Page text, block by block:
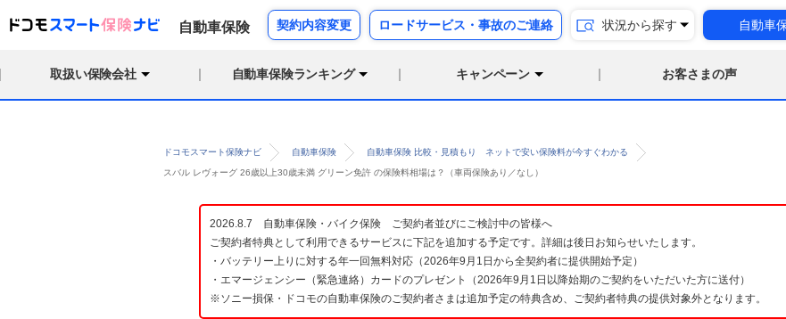
自動車保険 契約内容変更 ロードサービス・事故のご連絡 状況から探す 自動車
取扱い保険会社 自動車保険ランキング キャンペーン お客さまの声
ドコモスマート保険ナビ 自動車保険 自動車保険 比較・見積もり ネットで安い保険料が今すぐわかる
スバル レヴォーグ 26歳以上30歳未満 グリーン免許 の保険料相場は？（車両保険あり／なし）
2026.8.7 自動車保険・バイク保険 ご契約者並びにご検討中の皆様へ
ご契約者特典として利用できるサービスに下記を追加する予定です。詳細は後日お知らせいたします。
・バッテリー上りに対する年一回無料対応（2026年9月1日から全契約者に提供開始予定）
・エマージェンシー（緊急連絡）カードのプレゼント（2026年9月1日以降始期のご契約をいただいた方に送付）
※ソニー損保・ドコモの自動車保険のご契約者さまは追加予定の特典含め、ご契約者特典の提供対象外となります。